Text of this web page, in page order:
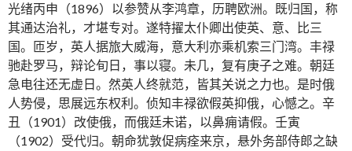
光绪丙申（1896）以参赞从李鸿章，历聘欧洲。既归国，称
其通达治礼，才堪专对。遂特擢太仆卿出使英、意、比三
国。匝岁，英人据旅大威海，意大利亦乘机索三门湾。丰禄
驰赴罗马，辩论旬日，事以寝。未几，复有庚子之难。朝廷
急电往还无虚日。然英人终就范，皆其关说之力也。是时俄
人势侵，思展远东权利。侦知丰禄欲假英抑俄，心憾之。辛
丑（1901）改使俄，而俄廷未诺，以鼻痈请假。壬寅
（1902）受代归。朝命犹敦促病痊来京，悬外务部侍郎之缺